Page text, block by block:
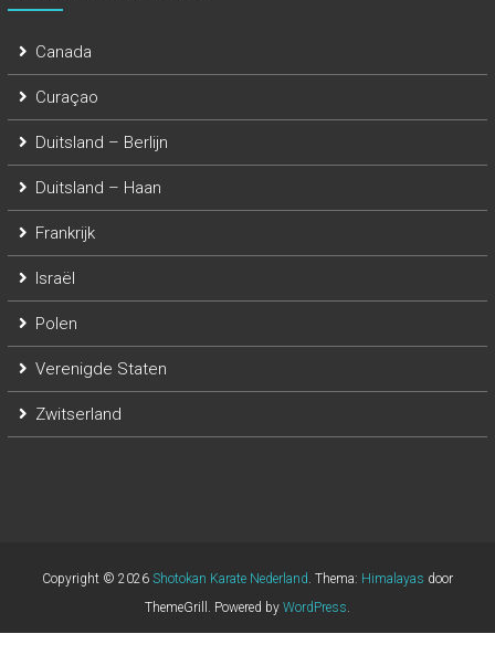
Canada
Curaçao
Duitsland – Berlijn
Duitsland – Haan
Frankrijk
Israël
Polen
Verenigde Staten
Zwitserland
Copyright © 2026 Shotokan Karate Nederland. Thema: Himalayas door
ThemeGrill. Powered by WordPress.